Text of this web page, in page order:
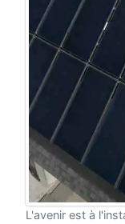
L'avenir est à